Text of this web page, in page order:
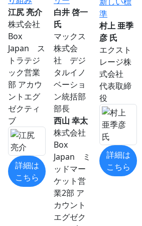
江尻 亮介
株式会社
Box
Japan ス
トラテジ
ック営業
部 アカウ
ントエグ
ゼクティ
ブ
詳細は
こちら
白井 啓一
氏
マックス
株式会
社 デジ
タルイノ
ベーショ
ン統括部
部長
西山 幸太
株式会社
Box
Japan ミ
ッドマー
ケット営
業2部 ア
カウント
エグゼク
準
村上 亜季
彦 氏
エクスト
レージ株
式会社
代表取締
役
詳細は
こちら